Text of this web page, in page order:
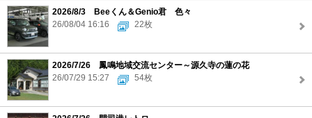
2026/8/3 Beeくん＆Genio君 色々
26/08/04 16:16
22枚
2026/7/26 鳳鳴地域交流センター～源久寺の蓮の花
26/07/29 15:27
54枚